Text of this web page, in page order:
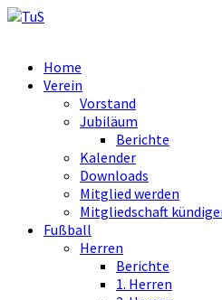
Home
Verein
Vorstand
Jubiläum
Berichte
Kalender
Downloads
Mitglied werden
Mitgliedschaft
Fußball
Herren
Berichte
1. Herren